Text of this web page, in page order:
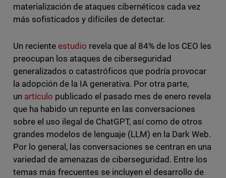
materialización de ataques cibernéticos cada vez
más sofisticados y difíciles de detectar.
Un reciente estudio revela que al 84% de los CEO les
preocupan los ataques de ciberseguridad
generalizados o catastróficos que podría provocar
la adopción de la IA generativa. Por otra parte,
un artículo publicado el pasado mes de enero revela
que ha habido un repunte en las conversaciones
sobre el uso ilegal de ChatGPT, así como de otros
grandes modelos de lenguaje (LLM) en la Dark Web.
Por lo general, las conversaciones se centran en una
variedad de amenazas de ciberseguridad. Entre los
temas más frecuentes se incluyen el desarrollo de